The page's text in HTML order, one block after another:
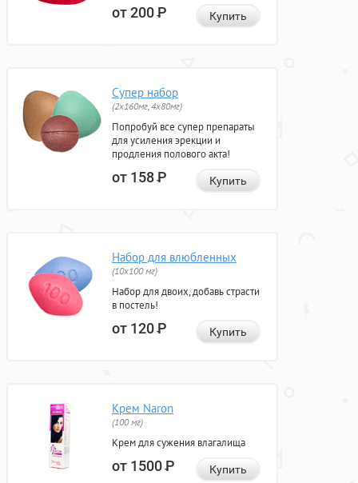
от 200Р Купить
Супер набор
(2х160мг, 4х80мг)
Попробуй все супер препараты
для усиления эрекции и
продления полового акта!
от 158Р Купить
Набор для влюбленных
(10х100 мг)
Набор для двоих, добавь страсти
в постель!
от 120Р Купить
Крем Naron
(100 мг)
Крем для сужения влагалища
от 1500Р Купить